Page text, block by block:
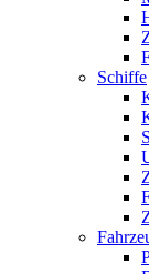
Schiffe